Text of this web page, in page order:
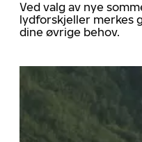
Ved valg av nye
lydforskjeller merkes
dine øvrige behov.